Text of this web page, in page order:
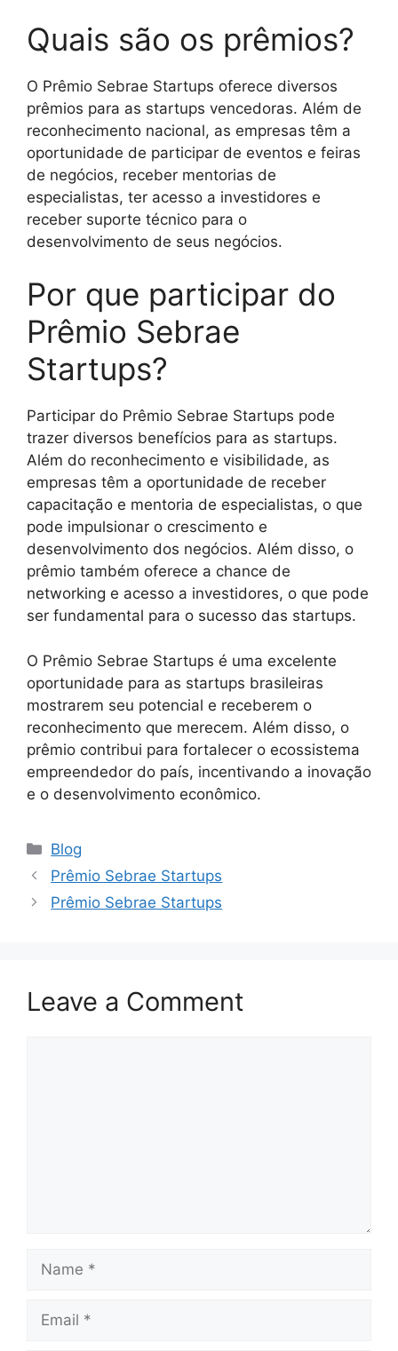
Quais são os prêmios?
O Prêmio Sebrae Startups oferece diversos
prêmios para as startups vencedoras. Além de
reconhecimento nacional, as empresas têm a
oportunidade de participar de eventos e feiras
de negócios, receber mentorias de
especialistas, ter acesso a investidores e
receber suporte técnico para o
desenvolvimento de seus negócios.
Por que participar do
Prêmio Sebrae
Startups?
Participar do Prêmio Sebrae Startups pode
trazer diversos benefícios para as startups.
Além do reconhecimento e visibilidade, as
empresas têm a oportunidade de receber
capacitação e mentoria de especialistas, o que
pode impulsionar o crescimento e
desenvolvimento dos negócios. Além disso, o
prêmio também oferece a chance de
networking e acesso a investidores, o que pode
ser fundamental para o sucesso das startups.
O Prêmio Sebrae Startups é uma excelente
oportunidade para as startups brasileiras
mostrarem seu potencial e receberem o
reconhecimento que merecem. Além disso, o
prêmio contribui para fortalecer o ecossistema
empreendedor do país, incentivando a inovação
e o desenvolvimento econômico.
Categories
Blog
Prêmio Sebrae Startups
Prêmio Sebrae Startups
Leave a Comment